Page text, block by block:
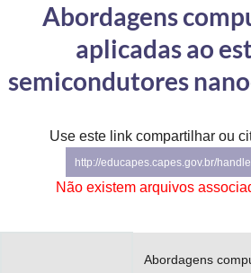
Controladoria-Geral da União
Ministério da Mulher, da Família e dos Direitos
Secretaria de Governo
Gabinete de Segurança Institucional
Abordagens
aplicadas ao
semicondutores
Use este link compartilhar ou
http://educapes.capes.gov.br/
Não existem arquivos
Abordagens